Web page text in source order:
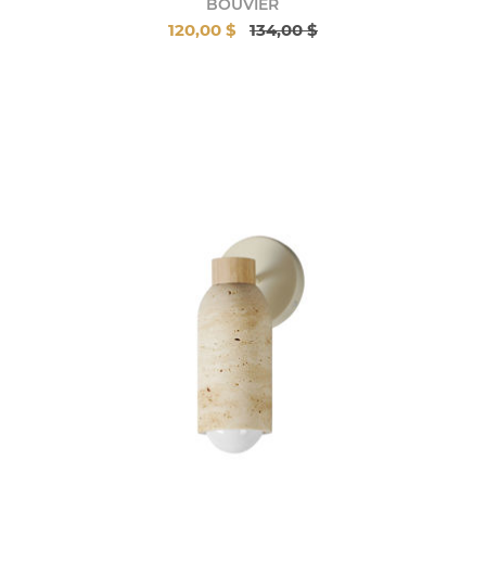
BOUVIER
120,00 $ 134,00 $